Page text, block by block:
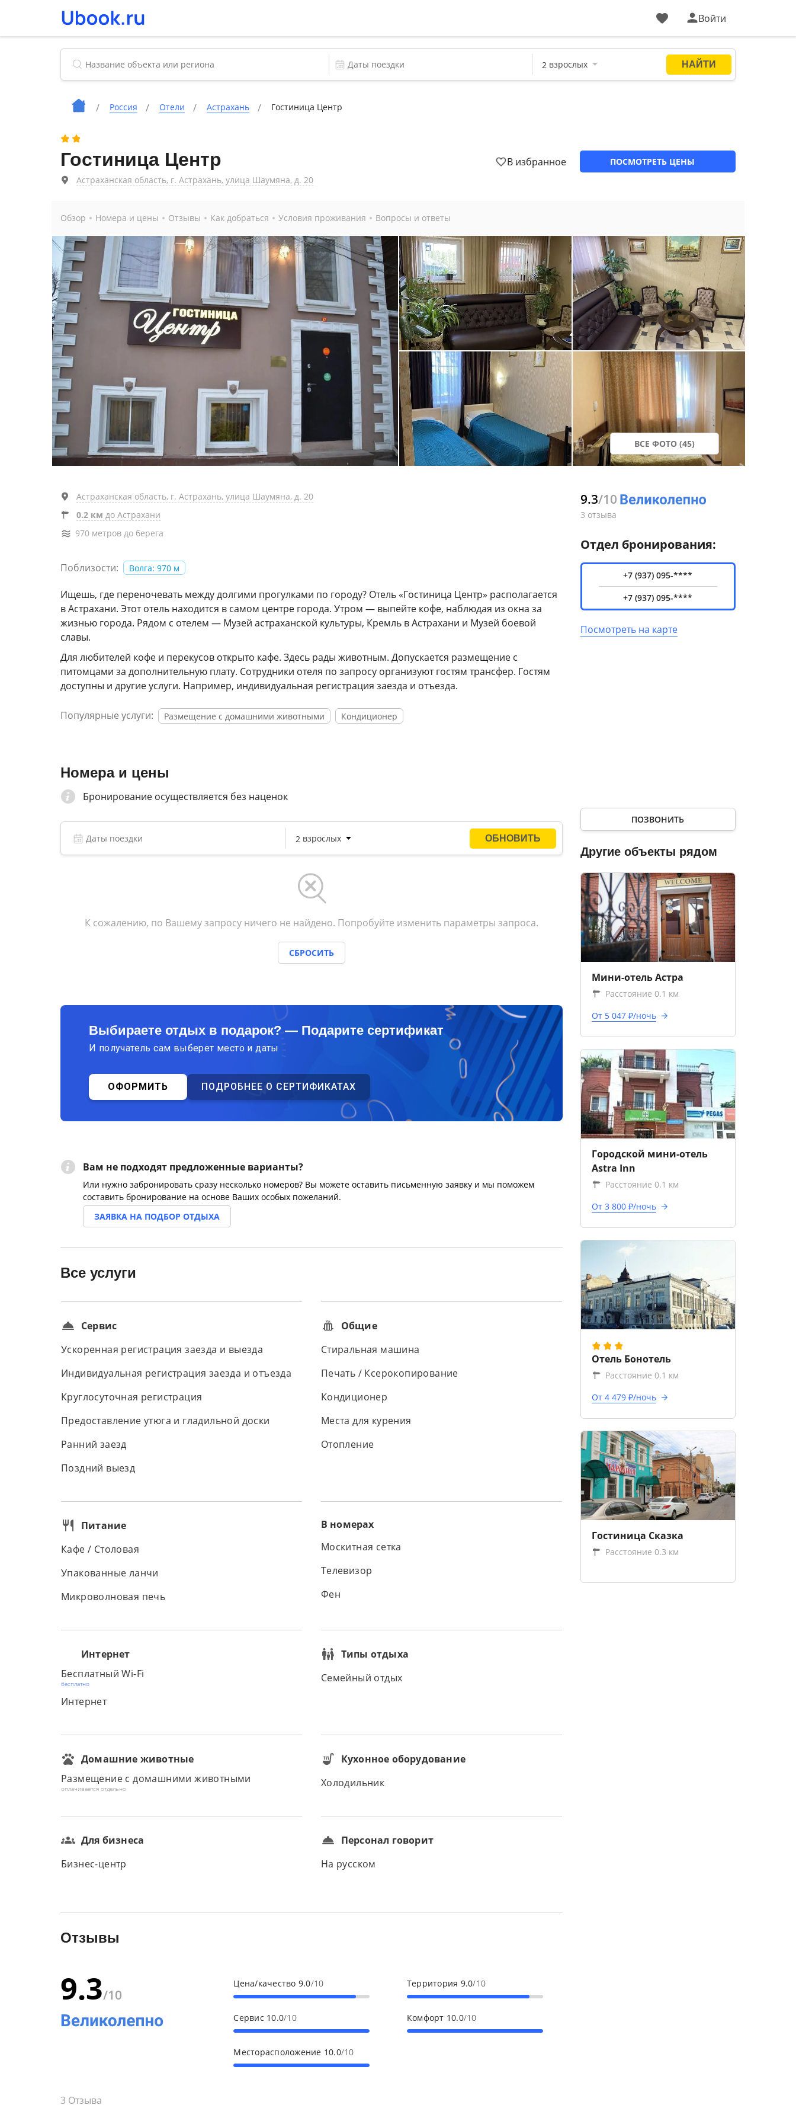
Войти
Россия Отели Астрахань Гостиница Центр
Гостиница Центр
Астраханская область, г. Астрахань, улица Шаумяна, д. 20
В избранное ПОСМОТРЕТЬ ЦЕНЫ
Обзор Номера и цены Отзывы Как добраться Условия проживания Вопросы и ответы
ВСЕ ФОТО (45)
Астраханская область, г. Астрахань, улица Шаумяна, д. 20
0.2 км до Астрахани
970 метров до берега
Поблизости: Волга: 970 м
Ищешь, где переночевать между долгими прогулками по городу? Отель «Гостиница Центр» располагается
в Астрахани. Этот отель находится в самом центре города. Утром — выпейте кофе, наблюдая из окна за
жизнью города. Рядом с отелем — Музей астраханской культуры, Кремль в Астрахани и Музей боевой
славы.
Для любителей кофе и перекусов открыто кафе. Здесь рады животным. Допускается размещение с
питомцами за дополнительную плату. Сотрудники отеля по запросу организуют гостям трансфер. Гостям
доступны и другие услуги. Например, индивидуальная регистрация заезда и отъезда.
Популярные услуги: Размещение с домашними животными Кондиционер
Номера и цены
Бронирование осуществляется без наценок
К сожалению, по Вашему запросу ничего не найдено. Попробуйте изменить параметры запроса.
СБРОСИТЬ
Выбираете отдых в подарок? — Подарите сертификат
И получатель сам выберет место и даты
ОФОРМИТЬ ПОДРОБНЕЕ О СЕРТИФИКАТАХ
Вам не подходят предложенные варианты?
Или нужно забронировать сразу несколько номеров? Вы можете оставить письменную заявку и мы поможем
составить бронирование на основе Ваших особых пожеланий.
ЗАЯВКА НА ПОДБОР ОТДЫХА
Все услуги
Сервис
Ускоренная регистрация заезда и выезда
Индивидуальная регистрация заезда и отъезда
Круглосуточная регистрация
Предоставление утюга и гладильной доски
Ранний заезд
Поздний выезд
Общие
Стиральная машина
Печать / Ксерокопирование
Кондиционер
Места для курения
Отопление
Питание
Кафе / Столовая
Упакованные ланчи
Микроволновая печь
В номерах
Москитная сетка
Телевизор
Фен
Интернет
Бесплатный Wi-Fi
бесплатно
Интернет
Типы отдыха
Семейный отдых
Домашние животные
Размещение с домашними животными
оплачивается отдельно
Кухонное оборудование
Холодильник
Для бизнеса
Бизнес-центр
Персонал говорит
На русском
Отзывы
9.3/10
Цена/качество 9.0/10
Сервис 10.0/10
Месторасположение 10.0/10
Территория 9.0/10
Комфорт 10.0/10
3 Отзыва
9.3/10
3 отзыва
Отдел бронирования:
+7 (937) 095-****
+7 (937) 095-****
Посмотреть на карте
ПОЗВОНИТЬ
Другие объекты рядом
Мини-отель Астра
Расстояние 0.1 км
От 5 047 ₽/ночь
Городской мини-отель
Astra Inn
Расстояние 0.1 км
От 3 800 ₽/ночь
Отель Бонотель
Расстояние 0.1 км
От 4 479 ₽/ночь
Гостиница Сказка
Расстояние 0.3 км